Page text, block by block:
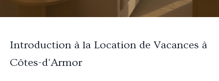
Introduction à la Location de Vacances à
Côtes-d'Armor